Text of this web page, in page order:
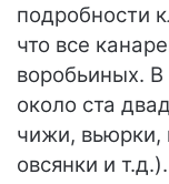
подробности
что все
воробьиных. В
около ста
чижи, вьюрки,
овсянки и т.д.).